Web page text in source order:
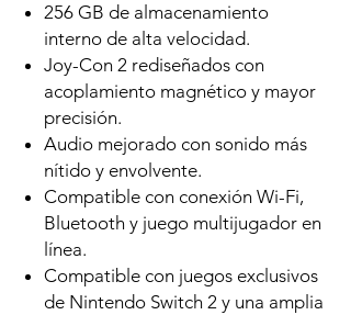
256 GB de almacenamiento
interno de alta velocidad.
Joy-Con 2 rediseñados con
acoplamiento magnético y mayor
precisión.
Audio mejorado con sonido más
nítido y envolvente.
Compatible con conexión Wi-Fi,
Bluetooth y juego multijugador en
línea.
Compatible con juegos exclusivos
de Nintendo Switch 2 y una amplia